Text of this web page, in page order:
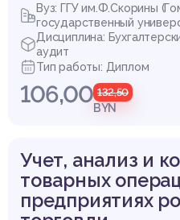
Вуз: ГГУ им.Ф.Скорины
государственный
Дисциплина:
аудит
Тип работы: Диплом
106,00 132,50
BYN
Учет, анализ и
товарных
предприятиях